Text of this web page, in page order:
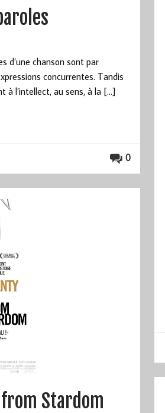
d’une chanson sont par
concurrentes. Tandis
à l’intellect, au sens, à la […]
0
Stardom